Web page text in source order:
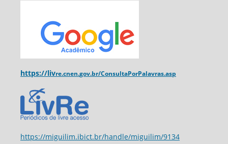
https://livre.cnen.gov.br/ConsultaPorPalavras.asp
https://miguilim.ibict.br/handle/miguilim/9134